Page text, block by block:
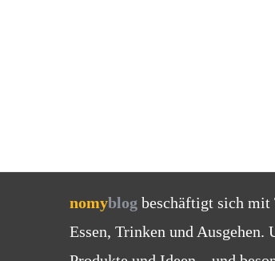
nomyblog beschäftigt sich mit
Essen, Trinken und Ausgehen.